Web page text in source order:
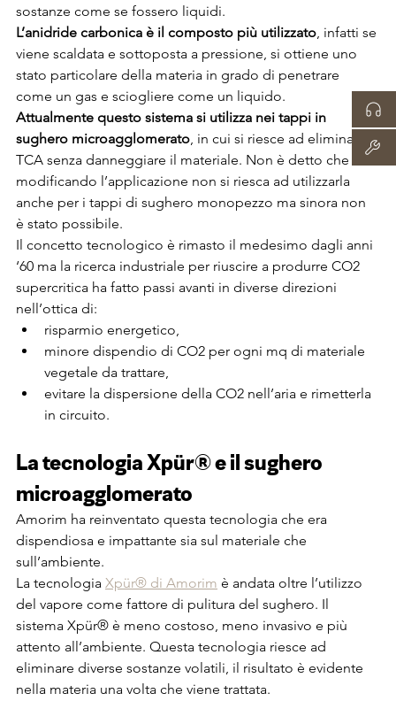
sostanze come se fossero liquidi.
L’anidride carbonica è il composto più utilizzato, infatti se
viene scaldata e sottoposta a pressione, si ottiene uno
stato particolare della materia in grado di penetrare
come un gas e sciogliere come un liquido.
Attualmente questo sistema si utilizza nei tappi in
sughero microagglomerato, in cui si riesce ad eliminare il
TCA senza danneggiare il materiale. Non è detto che
modificando l’applicazione non si riesca ad utilizzarla
anche per i tappi di sughero monopezzo ma sinora non
è stato possibile.
Il concetto tecnologico è rimasto il medesimo dagli anni
‘60 ma la ricerca industriale per riuscire a produrre CO2
supercritica ha fatto passi avanti in diverse direzioni
nell’ottica di:
risparmio energetico,
minore dispendio di CO2 per ogni mq di materiale
vegetale da trattare,
evitare la dispersione della CO2 nell’aria e rimetterla
in circuito.
La tecnologia Xpür® e il sughero
microagglomerato
Amorim ha reinventato questa tecnologia che era
dispendiosa e impattante sia sul materiale che
sull’ambiente.
La tecnologia Xpür® di Amorim è andata oltre l’utilizzo
del vapore come fattore di pulitura del sughero. Il
sistema Xpür® è meno costoso, meno invasivo e più
attento all’ambiente. Questa tecnologia riesce ad
eliminare diverse sostanze volatili, il risultato è evidente
nella materia una volta che viene trattata.